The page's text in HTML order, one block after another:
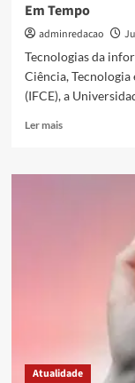
Em Tempo
adminredacao
Tecnologias da
Ciência,
(IFCE), a
Ler mais
Atualidade